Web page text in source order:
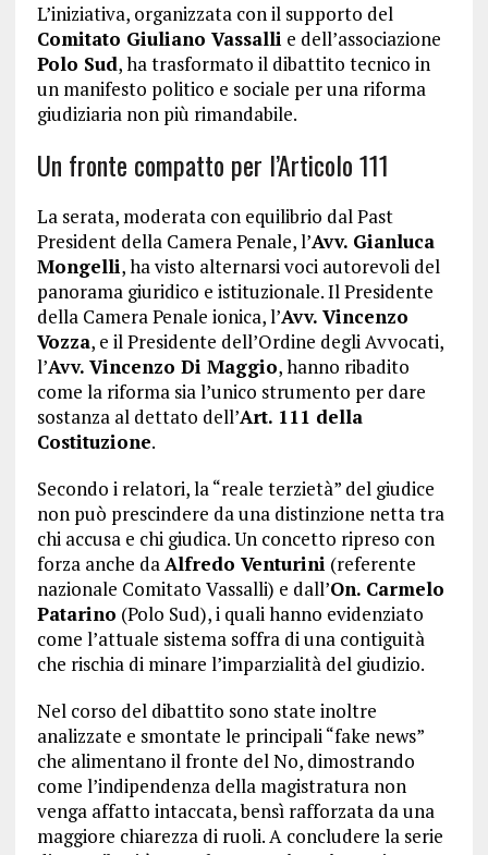
L’iniziativa, organizzata con il supporto del
Comitato Giuliano Vassalli e dell’associazione
Polo Sud, ha trasformato il dibattito tecnico in
un manifesto politico e sociale per una riforma
giudiziaria non più rimandabile.
Un fronte compatto per l’Articolo 111
La serata, moderata con equilibrio dal Past
President della Camera Penale, l’Avv. Gianluca
Mongelli, ha visto alternarsi voci autorevoli del
panorama giuridico e istituzionale. Il Presidente
della Camera Penale ionica, l’Avv. Vincenzo
Vozza, e il Presidente dell’Ordine degli Avvocati,
l’Avv. Vincenzo Di Maggio, hanno ribadito
come la riforma sia l’unico strumento per dare
sostanza al dettato dell’Art. 111 della
Costituzione.
Secondo i relatori, la “reale terzietà” del giudice
non può prescindere da una distinzione netta tra
chi accusa e chi giudica. Un concetto ripreso con
forza anche daAlfredo Venturini (referente
nazionale Comitato Vassalli) e dall’On. Carmelo
Patarino (Polo Sud), i quali hanno evidenziato
come l’attuale sistema soffra di una contiguità
che rischia di minare l’imparzialità del giudizio.
Nel corso del dibattito sono state inoltre
analizzate e smontate le principali “fake news”
che alimentano il fronte del No, dimostrando
come l’indipendenza della magistratura non
venga affatto intaccata, bensì rafforzata da una
maggiore chiarezza di ruoli. A concludere la serie